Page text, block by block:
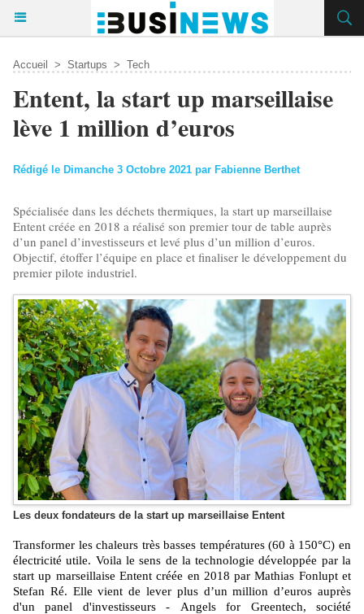
Accueil > Startups > Tech
Entent, la start up marseillaise
lève 1 million d’euros
Rédigé le Dimanche 3 Octobre 2021 par Fabienne Berthet
Spécialisée dans les déchets thermiques, la start up marseillaise
Entent créée en 2018 a réalisé son premier tour de table auprès
d’un panel d’investisseurs et levé plus d’un million d’euros.
Objectif, étoffer l’équipe en place et finaliser le développement du
premier pilote industriel.
Les deux fondateurs de la start up marseillaise Entent
Transformer les chaleurs très basses températures (60 à 150°C) en
électricité utile. Voila le sens de la technologie développée par la
start up marseillaise Entent créée en 2018 par Mathias Fonlupt et
Stefan Ré. Elle vient de lever plus d’un million d’euros auprès
d'un panel d'investisseurs - Angels for Greentech, société